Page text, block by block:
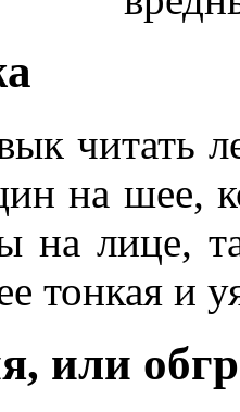
читать
на шее,
лице,
тонкая и
или